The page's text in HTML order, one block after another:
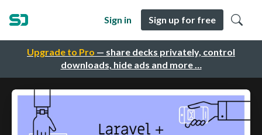
Upgrade to Pro — share decks privately, control
downloads, hide ads and more …
Sign in Sign up for free